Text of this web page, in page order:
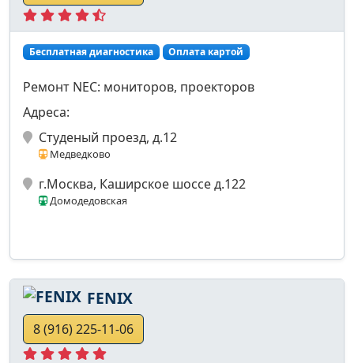
Бесплатная диагностика Оплата картой
Ремонт NEC: мониторов, проекторов
Адреса:
Студеный проезд, д.12
Медведково
г.Москва, Каширское шоссе д.122
Домодедовская
FENIX
8 (916) 225-11-06